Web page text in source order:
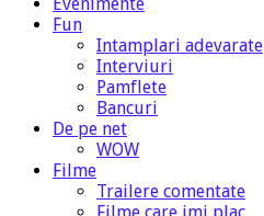
Fun
Intamplari adevarate
Interviuri
Pamflete
Bancuri
De pe net
WOW
Filme
Trailere comentate